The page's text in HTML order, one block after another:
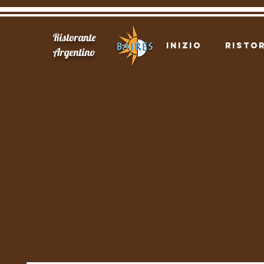
Ristorante
Argentino
INIZIO